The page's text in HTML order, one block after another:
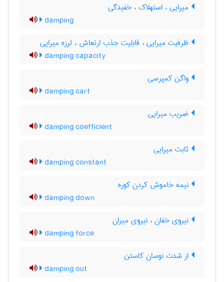
میرایی ، استهلاک ، خفیدگی
damping
ظرفیت میرایی ، قابلیت جذب ارتعاش ، لرزه میرایی
damping capacity
واگن کمپرسی
damping cart
ضریب میرایی
damping coefficient
ثابت میرایی
damping constant
نیمه خاموش کردن کوره
damping down
نیروی خفان ، نیروی میران
damping force
از شدت نوسان کاستن
damping out